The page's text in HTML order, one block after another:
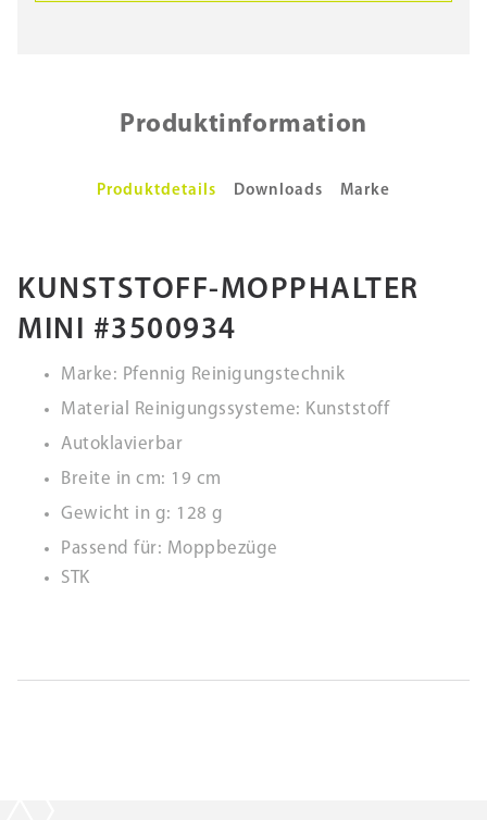
Produktinformation
Produktdetails Downloads Marke
KUNSTSTOFF-MOPPHALTER
MINI #3500934
Marke: Pfennig Reinigungstechnik
Material Reinigungssysteme: Kunststoff
Autoklavierbar
Breite in cm: 19 cm
Gewicht in g: 128 g
Passend für: Moppbezüge
STK